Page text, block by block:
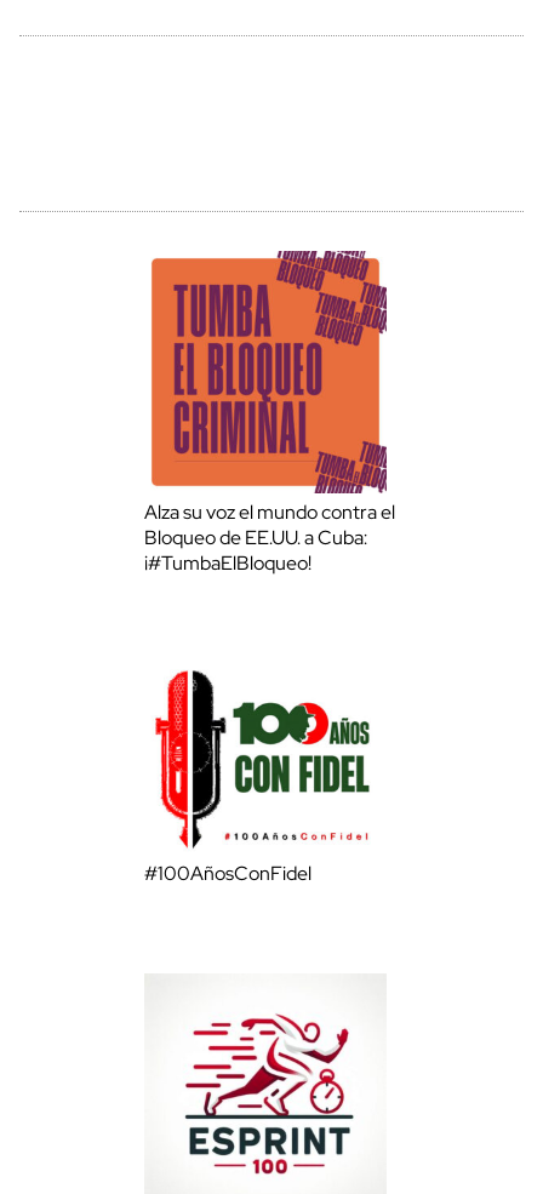
Alza su voz el mundo contra el
Bloqueo de EE.UU. a Cuba:
¡#TumbaElBloqueo!
#100AñosConFidel